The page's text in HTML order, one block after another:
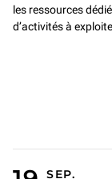
les ressources
d’activités à